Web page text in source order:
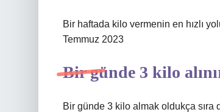
Bir haftada kilo vermenin en hızlı
Temmuz 2023
Bir günde 3 kilo
Bir günde 3 kilo almak oldukça sıra